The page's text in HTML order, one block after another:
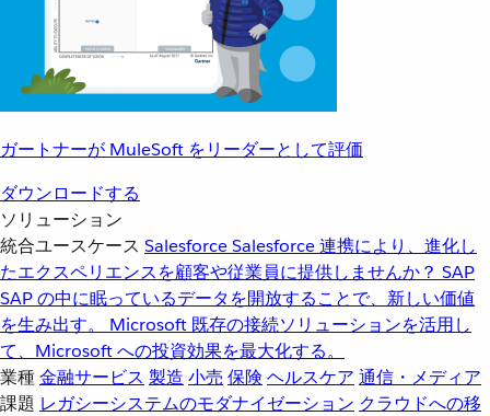
ガートナーが MuleSoft をリーダーとして評価
ダウンロードする
ソリューション
統合ユースケース SalesforceSalesforce 連携により、進化し
たエクスペリエンスを顧客や従業員に提供しませんか？ SAP
SAP の中に眠っているデータを開放することで、新しい価値
を生み出す。
Microsoft 既存の接続ソリューションを活用し
て、Microsoft への投資効果を最大化する。
業種金融サービス 製造 小売 保険 ヘルスケア 通信・メディア
課題 レガシーシステムのモダナイゼーション クラウドへの移